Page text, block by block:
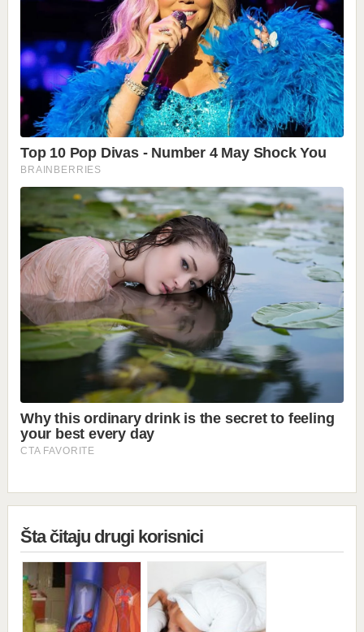
Šta čitaju drugi korisnici